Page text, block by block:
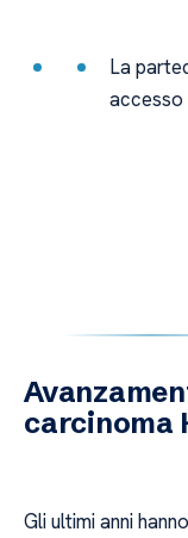
La
accesso
carcinoma
Gli ultimi anni